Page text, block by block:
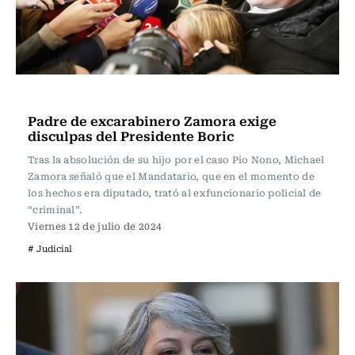
Padre de excarabinero Zamora exige
disculpas del Presidente Boric
Tras la absolución de su hijo por el caso Pio Nono, Michael
Zamora señaló que el Mandatario, que en el momento de
los hechos era diputado, trató al exfuncionario policial de
“criminal”.
Viernes 12 de julio de 2024
# Judicial